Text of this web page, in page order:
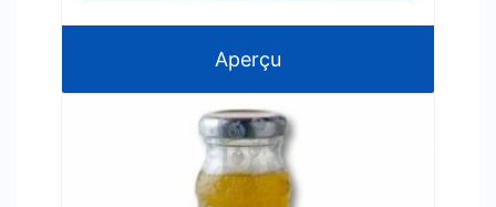
Aperçu